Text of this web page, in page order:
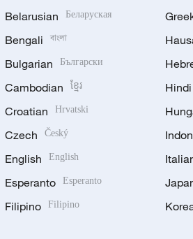
Belarusian Беларуская
Bengali বাংলা
Bulgarian Български
Cambodian ខ្មែរ
Croatian Hrvatski
Czech Český
English English
Esperanto Esperanto
Filipino Filipino
Hindi